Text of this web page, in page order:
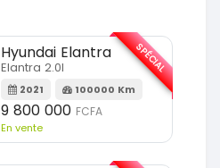
Hyundai Elantra
Elantra 2.0l
2021 100000 Km
9 800 000 FCFA
En vente
SPÉCIAL